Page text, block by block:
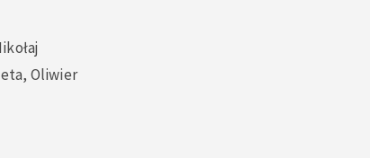
Oliwier